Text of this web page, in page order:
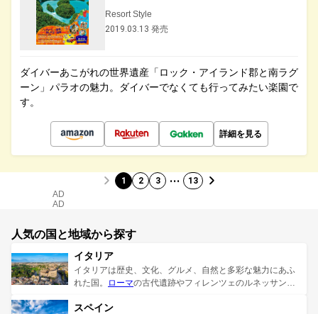
Resort Style
2019.03.13 発売
ダイバーあこがれの世界遺産「ロック・アイランド郡と南ラグ
ーン」パラオの魅力。ダイバーでなくても行ってみたい楽園で
す。
詳細を見る
1 2 3 …
13
AD
AD
人気の国と地域から探す
イタリア
イタリアは歴史、文化、グルメ、自然と多彩な魅力にあふ
れた国。
ローマの古代遺跡やフィレンツェのルネッサンス
ろん、トスカーナの美しい田園風景やアマルフィ海岸の絶
スペイン